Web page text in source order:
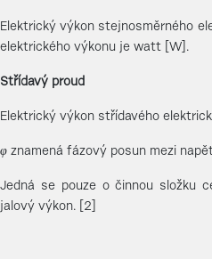
Elektrický výkon stejnosměrného
elektrického výkonu je watt [W].
Střídavý proud
Elektrický výkon střídavého
φ znamená fázový posun mezi
Jedná se pouze o činnou složku
jalový výkon. [2]